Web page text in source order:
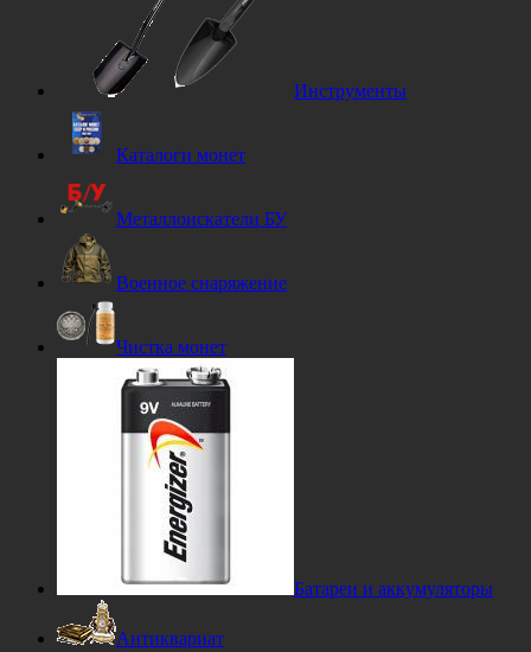
Инструменты
Каталоги монет
Металлоискатели БУ
Военное снаряжение
Чистка монет
Батареи и аккумуляторы
Антиквариат